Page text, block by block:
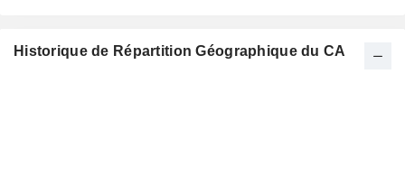
Historique de Répartition Géographique du CA